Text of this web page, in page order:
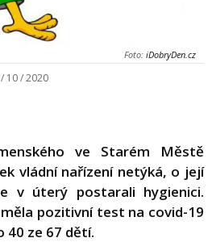
Foto: iDobryDen.cz
10 / 2020
ve Starém Městě
vládní nařízení netýká, o její
v úterý postarali hygienici.
pozitivní test na covid-19
40 ze 67 dětí.